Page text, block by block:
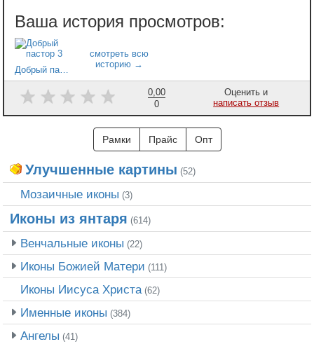
0,00
0
Оценить и
написать отзыв
Рамки Прайс Опт
Улучшенные картины (52)
Мозаичные иконы (3)
Иконы из янтаря (614)
Венчальные иконы (22)
Иконы Божией Матери (111)
Иконы Иисуса Христа (62)
Именные иконы (384)
Ангелы (41)